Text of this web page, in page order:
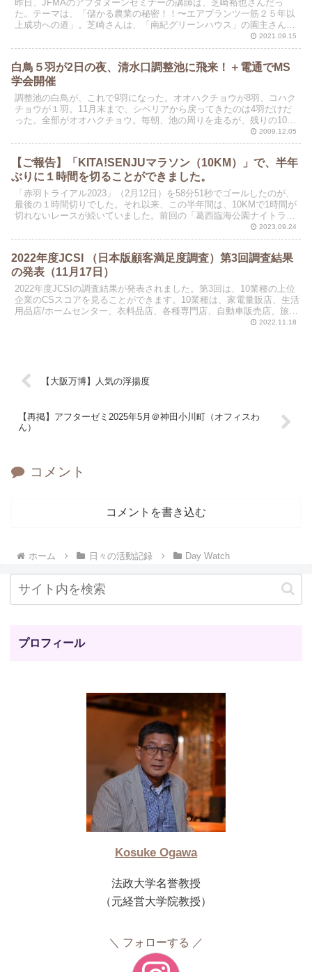
昨日、JFMAのアフタヌーンセミナーの講師は、芝崎裕也さんだっ
た。テーマは、「儲かる農業の秘密！！〜エアプランツ一筋２５年以
上成功への道」。芝崎さんは、「南紀グリーンハウス」の園主さん
で、エアープランツを輸入して国内で販売している。ユニーク...2021.09.15
白鳥５羽が2日の夜、清水口調整池に飛来！＋電通でMS
学会開催
調整池の白鳥が、これで9羽になった。オオハクチョウが8羽、コハク
チョウが１羽。11月末まで、シベリアから戻ってきたのは4羽だけだ
った。全部がオオハクチョウ。毎朝、池の周りを走るが、残りの10羽
2009.12.05
【ご報告】「KITA!SENJUマラソン（10KM）」で、半年
ぶりに１時間を切ることができました。
「赤羽トライアル2023」（2月12日）を58分51秒でゴールしたのが、
最後の１時間切りでした。それ以来、この半年間は、10KMで1時間が
切れないレースが続いていました。前回の「葛西臨海公園ナイトラ
2023.09.24
2022年度JCSI （日本版顧客満足度調査）第3回調査結果
の発表（11月17日）
2022年度JCSIの調査結果が発表されました。第3回は、10業種の上位
企業のCSスコアを見ることができます。10業種は、家電量販店、生活
用品店/ホームセンター、衣料品店、各種専門店、自動車販売店、旅
2022.11.18
【大阪万博】人気の浮揚度
【再掲】アフターゼミ2025年5月＠神田小川町（オフィスわ
ん）
コメント
コメントを書き込む
ホーム 日々の活動記録 Day Watch
プロフィール
Kosuke Ogawa
法政大学名誉教授
（元経営大学院教授）
フォローする